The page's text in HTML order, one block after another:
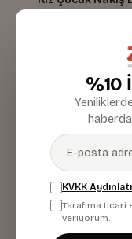
Elbise
%10
KVKK
Tarafıma ticari
veriyorum.